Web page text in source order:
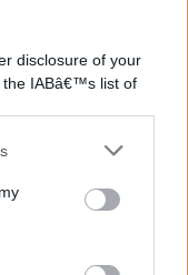
disclosure of your
the IABâ€™s list of
us to third parties
or more Google
including but